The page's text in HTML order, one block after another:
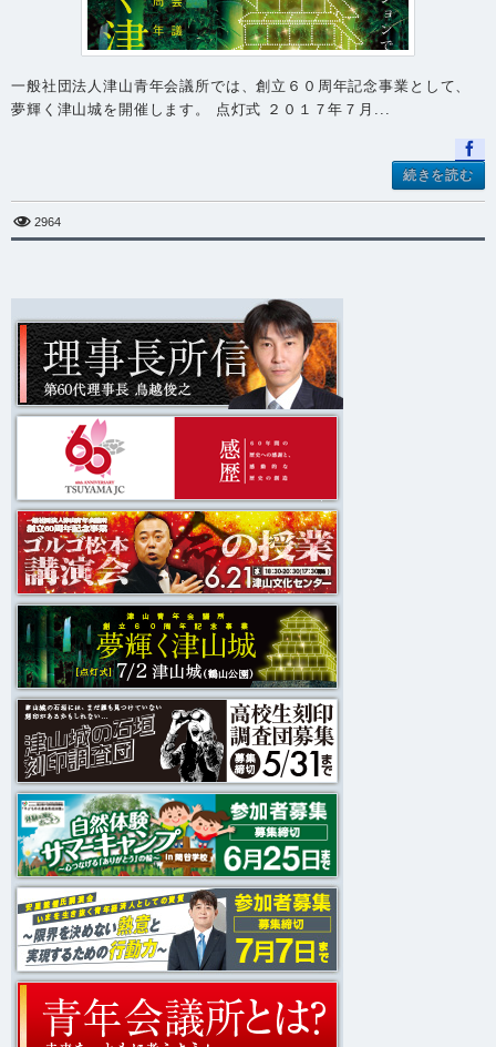
一般社団法人津山青年会議所では、創立６０周年記念事業として、
夢輝く津山城を開催します。 点灯式 ２０１７年７月...
続きを読む
2964